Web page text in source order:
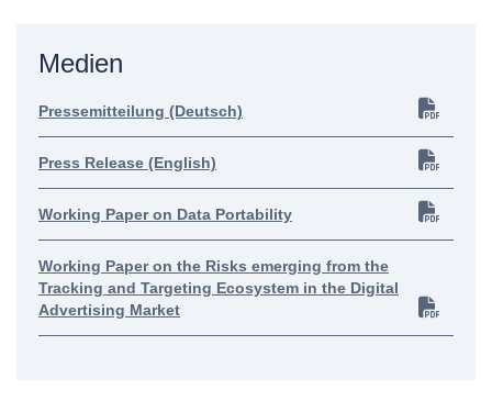
Medien
Pressemitteilung (Deutsch)
Press Release (English)
Working Paper on Data Portability
Working Paper on the Risks emerging from the
Tracking and Targeting Ecosystem in the Digital
Advertising Market